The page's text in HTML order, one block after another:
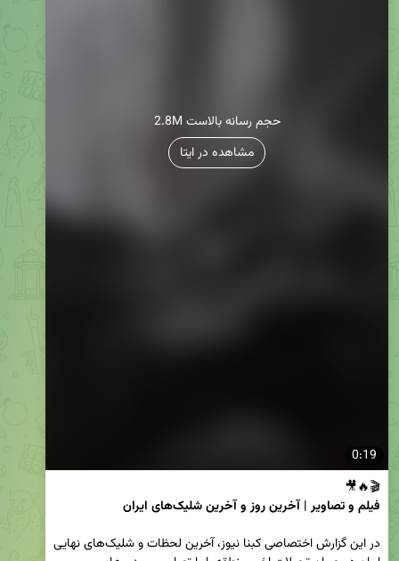
0:19
2.8M حجم رسانه بالاست
مشاهده در ایتا
🎬🔥🎥
فیلم و تصاویر | آخرین روز و آخرین شلیک‌‌های ایران